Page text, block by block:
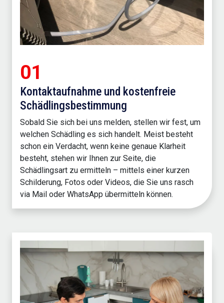
01
Kontaktaufnahme und kostenfreie
Schädlingsbestimmung
Sobald Sie sich bei uns melden, stellen wir fest, um
welchen Schädling es sich handelt. Meist besteht
schon ein Verdacht, wenn keine genaue Klarheit
besteht, stehen wir Ihnen zur Seite, die
Schädlingsart zu ermitteln – mittels einer kurzen
Schilderung, Fotos oder Videos, die Sie uns rasch
via Mail oder WhatsApp übermitteln können.